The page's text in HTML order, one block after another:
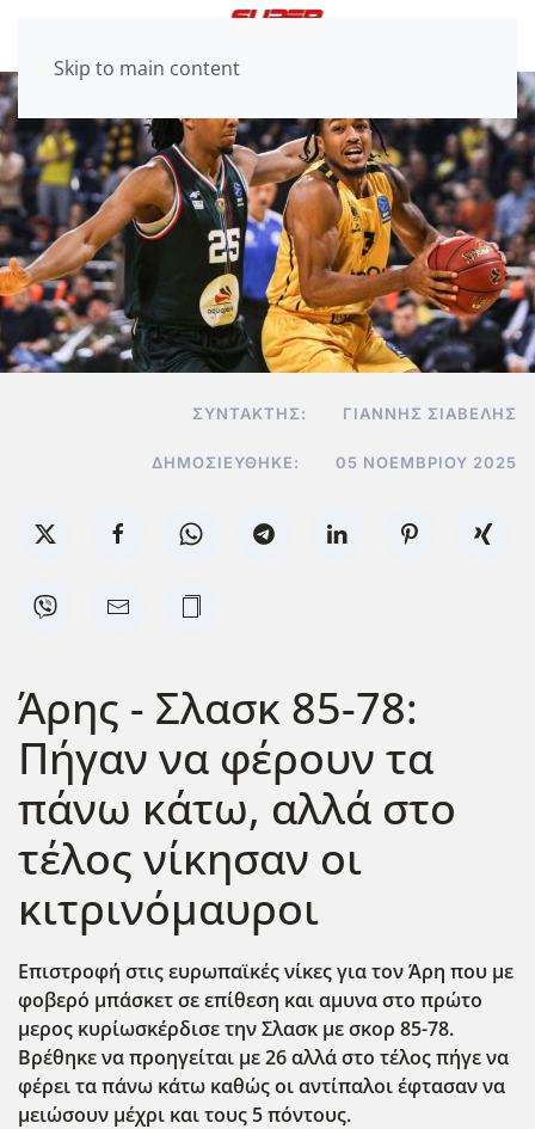
Skip to main content
ΣΥΝΤΆΚΤΗΣ: ΓΙΆΝΝΗΣ ΣΙΑΒΕΛΉΣ
ΔΗΜΟΣΙΕΎΘΗΚΕ: 05 ΝΟΕΜΒΡΊΟΥ 2025
Άρης - Σλασκ 85-78:
Πήγαν να φέρουν τα
πάνω κάτω, αλλά στο
τέλος νίκησαν οι
κιτρινόμαυροι
Επιστροφή στις ευρωπαϊκές νίκες για τον Άρη που με
φοβερό μπάσκετ σε επίθεση και αμυνα στο πρώτο
μερος κυρίωσκέρδισε την Σλασκ με σκορ 85-78.
Βρέθηκε να προηγείται με 26 αλλά στο τέλος πήγε να
φέρει τα πάνω κάτω καθώς οι αντίπαλοι έφτασαν να
μειώσουν μέχρι και τους 5 πόντους.